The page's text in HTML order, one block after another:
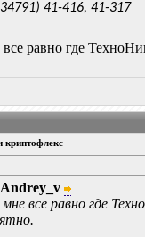
41-416, 41-317
равно где
криптофлекс
Andrey_v
все равно где